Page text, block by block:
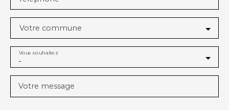
Votre commune
-
Vous souhaitez
Votre message